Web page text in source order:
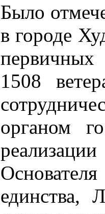
Было
в городе
1508
органом
единства,